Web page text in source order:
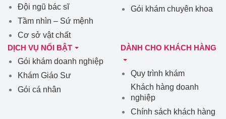
Đội ngũ bác sĩ
Tầm nhìn – Sứ mệnh
Cơ sở vật chất
Gói khám chuyên khoa
DỊCH VỤ NỔI BẬT
Gói khám doanh nghiệp
Khám Giáo Sư
Gói cá nhân
DÀNH CHO KHÁCH HÀNG
Quy trình khám
Khách hàng doanh
nghiệp
Chính sách khách hàng